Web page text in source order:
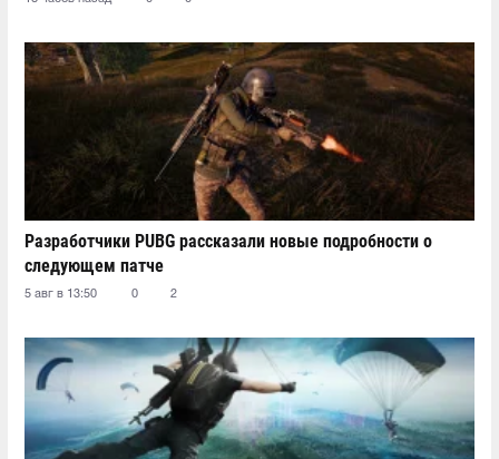
Разработчики PUBG рассказали новые подробности о
следующем патче
5 авг в 13:50 0 2